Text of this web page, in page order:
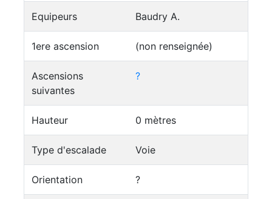
Equipeurs Baudry A.
1ere ascension (non renseignée)
Ascensions
suivantes
?
Hauteur 0 mètres
Type d'escalade Voie
Orientation ?